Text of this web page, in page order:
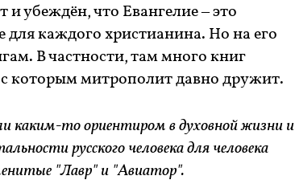
убеждён, что Евангелие – это
каждого христианина. Но на его
В частности, там много книг
которым митрополит давно дружит.
каким-то ориентиром в духовной жизни и
русского человека для человека
"Лавр" и "Авиатор".